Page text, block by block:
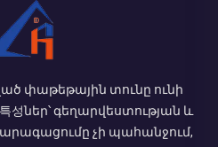
փաթեթային տունը ունի
ներ՝ գեղարվեստության և
չի պահանջում,